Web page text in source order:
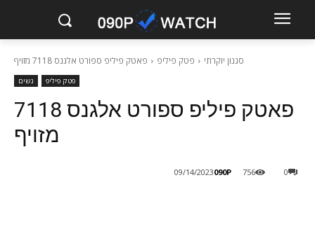
סגנון יוקרתי פטק פיליפ פאטק פיליפ ספורט אלגנס 7118 מזויף
פטק פיליפ נשים
פאטק פיליפ ספורט אלגנס 7118
מזויף
090P
09/14/2023 0
756